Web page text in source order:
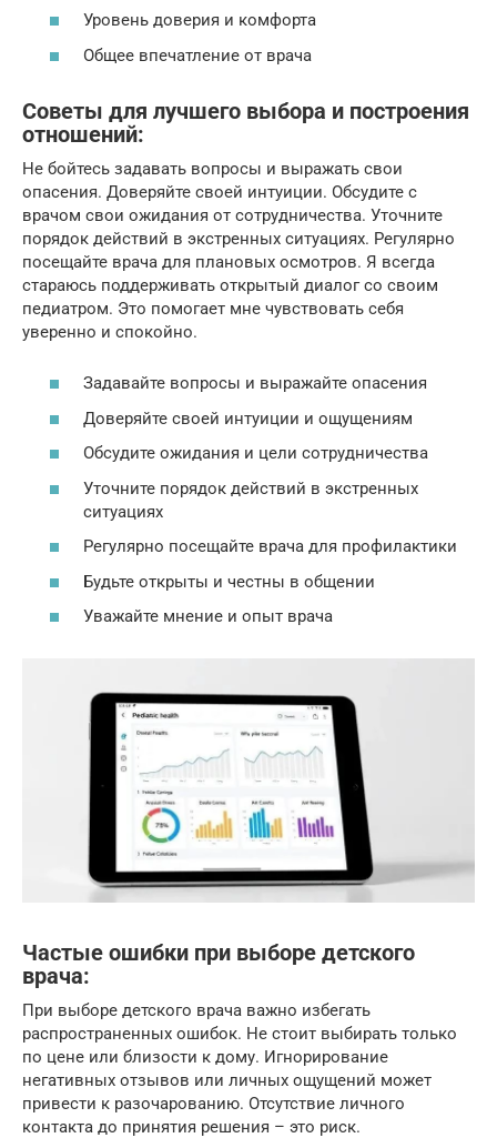
Уровень доверия и комфорта
Общее впечатление от врача
Советы для лучшего выбора и построения
отношений:
Не бойтесь задавать вопросы и выражать свои
опасения. Доверяйте своей интуиции. Обсудите с
врачом свои ожидания от сотрудничества. Уточните
порядок действий в экстренных ситуациях. Регулярно
посещайте врача для плановых осмотров. Я всегда
стараюсь поддерживать открытый диалог со своим
педиатром. Это помогает мне чувствовать себя
уверенно и спокойно.
Задавайте вопросы и выражайте опасения
Доверяйте своей интуиции и ощущениям
Обсудите ожидания и цели сотрудничества
Уточните порядок действий в экстренных
ситуациях
Регулярно посещайте врача для профилактики
Будьте открыты и честны в общении
Уважайте мнение и опыт врача
Частые ошибки при выборе детского
врача:
При выборе детского врача важно избегать
распространенных ошибок. Не стоит выбирать только
по цене или близости к дому. Игнорирование
негативных отзывов или личных ощущений может
привести к разочарованию. Отсутствие личного
контакта до принятия решения – это риск.